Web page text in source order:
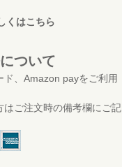
くはこちら
ついて
ド、Amazon payをご利用
はご注文時の備考欄にご記